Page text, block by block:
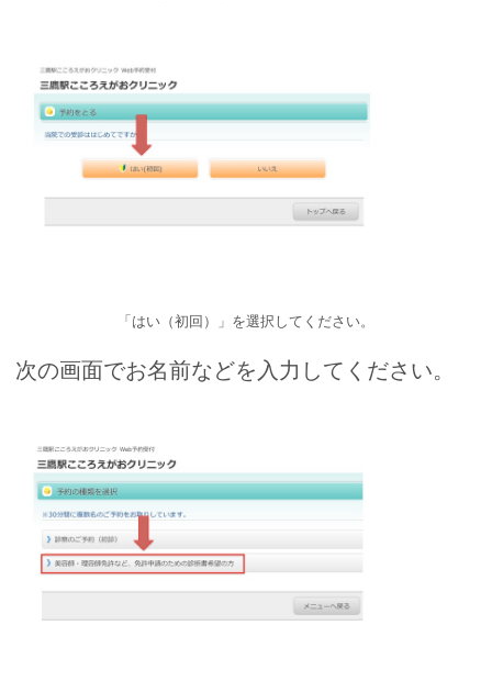
「はい（初回）」を選択してください。
次の画面でお名前などを入力してください。